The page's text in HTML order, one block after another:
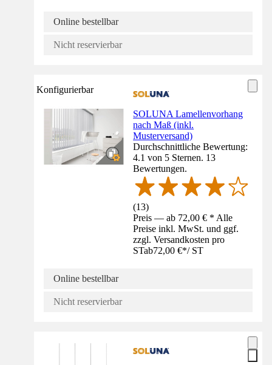
Online bestellbar
Nicht reservierbar
Konfigurierbar
SOLUNA Lamellenvorhang
nach Maß (inkl.
Musterversand)
Durchschnittliche Bewertung:
4.1 von 5 Sternen. 13
Bewertungen.
(13)
Preis — ab 72,00 € * Alle
Preise inkl. MwSt. und ggf.
zzgl. Versandkosten pro
STab72,00 €*/ ST
Online bestellbar
Nicht reservierbar